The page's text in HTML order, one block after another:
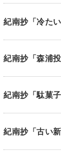
紀南抄「冷た
紀南抄「森浦
紀南抄「駄菓
紀南抄「古い